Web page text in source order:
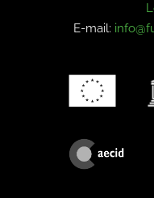
E-mail: